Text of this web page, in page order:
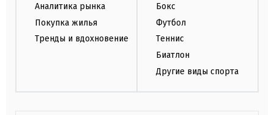
Аналитика рынка
Покупка жилья
Тренды и вдохновение
Бокс
Футбол
Теннис
Биатлон
Другие виды спорта